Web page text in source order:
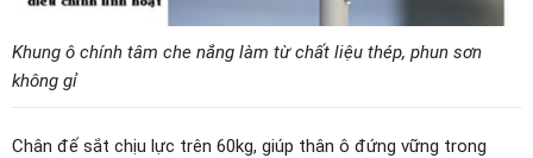
Khung ô chính tâm che nắng làm từ chất liệu thép, phun sơn
không gỉ
Chân đế sắt chịu lực trên 60kg, giúp thân ô đứng vững trong